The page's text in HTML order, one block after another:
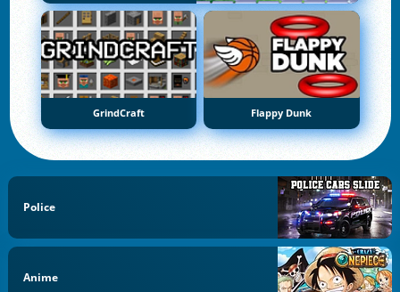
GrindCraft Flappy Dunk
Police
Anime